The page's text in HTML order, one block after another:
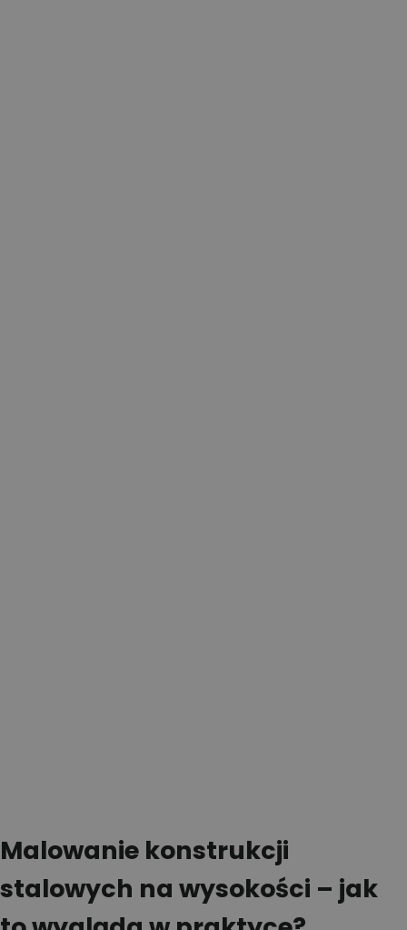
Malowanie konstrukcji
stalowych na wysokości – jak